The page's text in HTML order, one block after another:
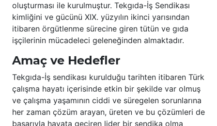
oluşturması ile kurulmuştur. Tekgıda-İş Sendikası
kimliğini ve gücünü XIX. yüzyılın ikinci yarısından
itibaren örgütlenme sürecine giren tütün ve gıda
işçilerinin mücadeleci geleneğinden almaktadır.
Amaç ve Hedefler
Tekgıda-İş sendikası kurulduğu tarihten itibaren Türk
çalışma hayatı içerisinde etkin bir şekilde var olmuş
ve çalışma yaşamının ciddi ve süregelen sorunlarına
her zaman çözüm arayan, üreten ve bu çözümleri de
başarıyla hayata geçiren lider bir sendika olma